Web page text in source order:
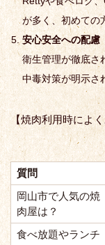
が多く、初めての
安心安全への配慮
衛生管理が徹底さ
中毒対策が明示さ
【焼肉利用時によ
質問
岡山市で人気の焼
肉屋は？
食べ放題やランチ